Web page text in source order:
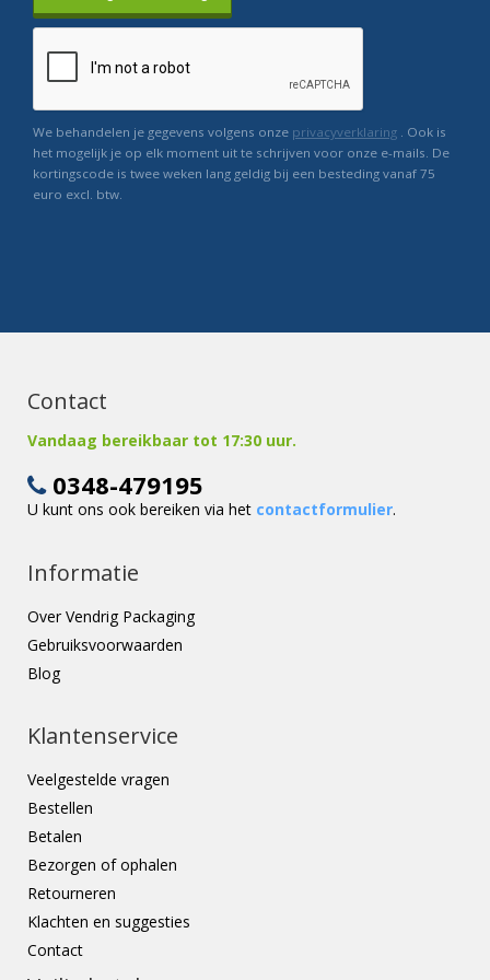
We behandelen je gegevens volgens onze privacyverklaring . Ook is
het mogelijk je op elk moment uit te schrijven voor onze e-mails. De
kortingscode is twee weken lang geldig bij een besteding vanaf 75
euro excl. btw.
Contact
Vandaag bereikbaar tot 17:30 uur.
0348-479195
U kunt ons ook bereiken via het contactformulier.
Informatie
Over Vendrig Packaging
Gebruiksvoorwaarden
Blog
Klantenservice
Veelgestelde vragen
Bestellen
Betalen
Bezorgen of ophalen
Retourneren
Klachten en suggesties
Contact